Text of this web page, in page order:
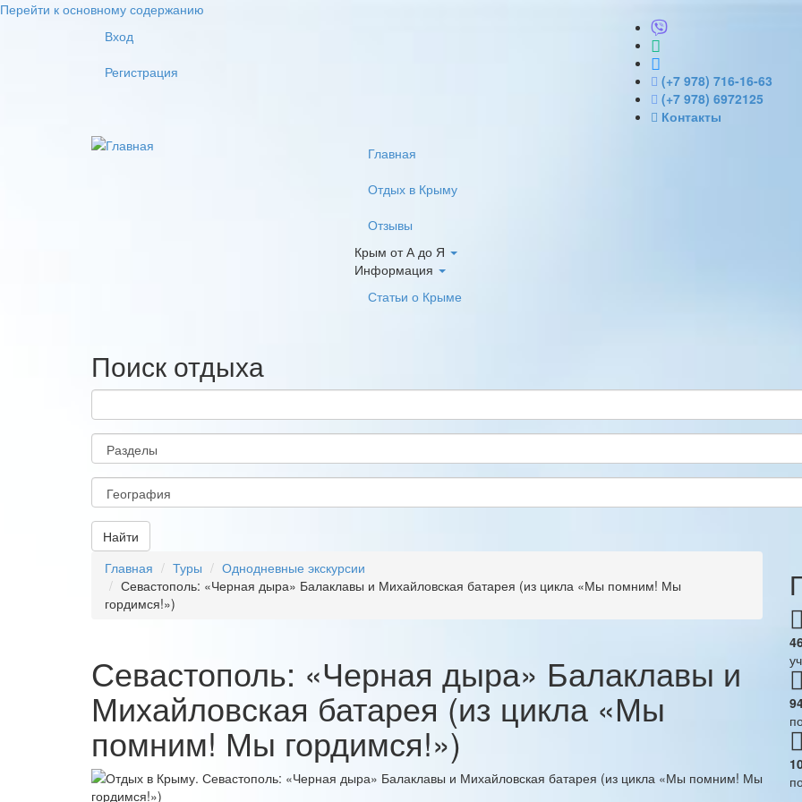
Перейти к основному содержанию
Вход
Регистрация
(+7 978) 716-16-63
(+7 978) 6972125
Контакты
Главная
Отдых в Крыму
Отзывы
Крым от А до Я
Информация
Статьи о Крыме
Поиск отдыха
Найти
Главная
Туры
Однодневные экскурсии
Севастополь: «Черная дыра» Балаклавы и Михайловская батарея (из цикла «Мы помним! Мы
гордимся!»)
Севастополь: «Черная дыра» Балаклавы и
Михайловская батарея (из цикла «Мы
помним! Мы гордимся!»)